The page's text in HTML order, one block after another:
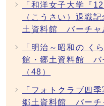
「和洋女子大学『
（こうさい）退職
土資料館 バーチャ
「明治～昭和の く
館・郷土資料館 バ
（48）
「フォトクラブ四
郷土資料館 バーチ